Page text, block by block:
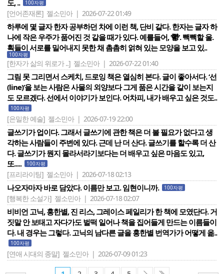
도, ..
100자평
[언어존재론] 젤소민아 | 2026-07-22 01:49
하루에 몇 글자 한자 공부하던 차에 이런 책, 단비 같다. 한자는 글자 하
나에 작은 우주가 품어진 것 같을 때가 있다. 예를들어, ‘鬱‘. 빽빽할 울.
획들이 서로를 밀어내지 못한 채 촘촘히 얽혀 있는 모양을 보고 있..
100자평
[한자가 삶의 위로가 ..] 젤소민아 | 2026-07-22 01:40
그림 못 그리면서 스케치, 드로잉 책은 열심히 본다. 글이 좋아서다. ‘선
(line)‘을 보는 사람은 사물의 외양보다 그게 품은 시간을 같이 보는지
도 모르겠다. 선에서 이야기가 보인다. 어차피, 내가 배우고 싶은 것도..
100자평
[은밀한 예술] 젤소민아 | 2026-07-19 22:00
글쓰기가 업이다. 그래서 글쓰기에 관한 책은 더 볼 필요가 없다고 생
각하는 사람들이 주변에 있다. 근데 난 더 산다. 글쓰기를 할수록 더 산
다. 글쓰기가 뭔지 몰라서라기보다는 더 배우고 싶은 마음도 있고,
또.....
100자평
[프리라이팅] 젤소민아 | 2026-07-18 02:13
나오자마자 바로 담았다. 이름만 보고. 임현이니까. 100자평
[행복한 소설가] 젤소민아 | 2026-07-18 02:07
비비언 고닉, 홍한별, 진 리스, 그레이스 페일리가 한 책에 모였단다. 거
짓말 안 보태고 자다가도 벌떡 일어나 책을 집어들게 만드는 이름들이
다. 내 경우는 그렇다. 고닉의 남다른 글을 홍한별 번역가가 어떻게 옮..
100자평
[연애 시대의 종말] 젤소민아 | 2026-07-09 01:23